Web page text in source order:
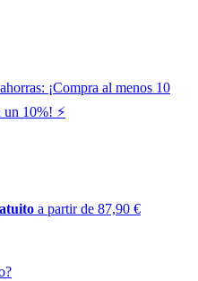
¡Compra al menos 10
10%! ⚡️
a partir de 87,90 €